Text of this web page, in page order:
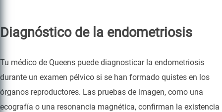
Diagnóstico de la endometriosis
Tu médico de Queens puede diagnosticar la endometriosis
durante un examen pélvico si se han formado quistes en los
órganos reproductores. Las pruebas de imagen, como una
ecografía o una resonancia magnética, confirman la existencia